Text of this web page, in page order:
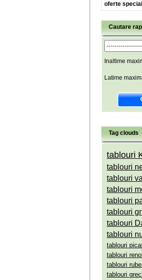
oferte
Cautare
Inaltime
Latime
Tag clouds
tablouri
tablouri
tablouri
tablouri
tablouri
tablouri
tablouri
tablouri
tablouri
tablouri
tablouri
tablouri